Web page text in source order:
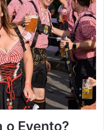
o Evento?